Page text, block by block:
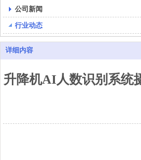
公司新闻
行业动态
详细内容
升降机AI人数识别系统